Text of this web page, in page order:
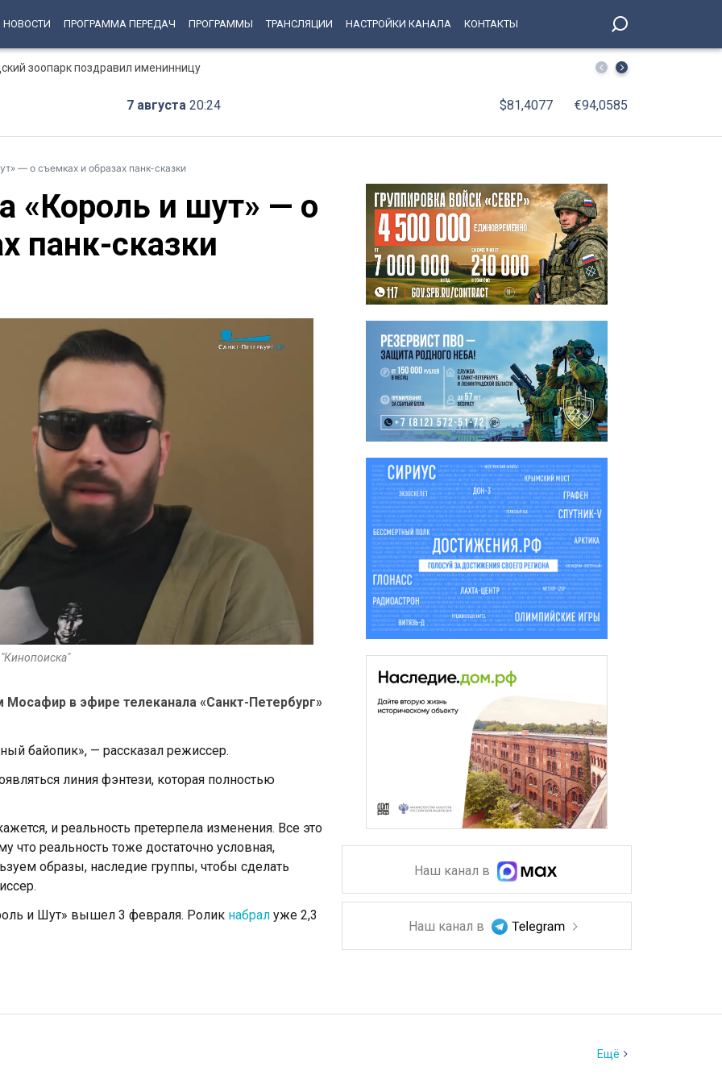
НОВОСТИ ПРОГРАММА ПЕРЕДАЧ ПРОГРАММЫ ТРАНСЛЯЦИИ НАСТРОЙКИ КАНАЛА КОНТАКТЫ
зоопарк поздравил именинницу От «Троецарствия» до Жар-птицы: уличные художники
7 августа 20:24 $81,4077 €94,0585
— о съемках и образах панк-сказки
«Король и шут» — о
панк-сказки
в эфире телеканала «Санкт-Петербург»
байопик», — рассказал режиссер.
линия фэнтези, которая полностью
и реальность претерпела изменения. Все это
что реальность тоже достаточно условная,
образы, наследие группы, чтобы сделать
и Шут» вышел 3 февраля. Ролик набрал уже 2,3
Наш канал в
Наш канал в
Ещё